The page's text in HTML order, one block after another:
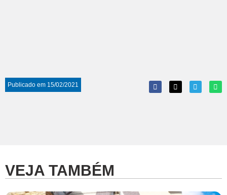
Publicado em 15/02/2021
VEJA TAMBÉM